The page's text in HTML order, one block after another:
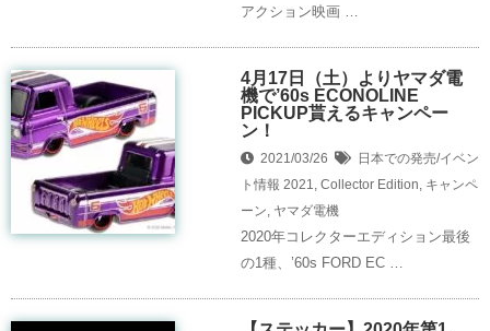
アクション映画 …
4月17日（土）よりヤマダ電
機で’60s ECONOLINE
PICKUP貰えるキャンペー
ン！
2021/03/26
日本での発売/イベン
ト情報 2021, Collector Edition, キャンペ
ーン, ヤマダ電機
2020年コレクターエディション最後
の1種、’60s FORD EC …